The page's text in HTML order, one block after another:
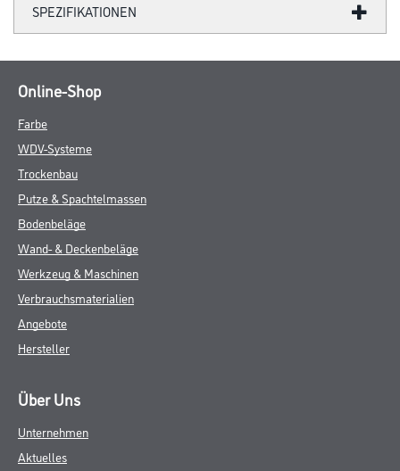
SPEZIFIKATIONEN
Online-Shop
Farbe
WDV-Systeme
Trockenbau
Putze & Spachtelmassen
Bodenbeläge
Wand- & Deckenbeläge
Werkzeug & Maschinen
Verbrauchsmaterialien
Angebote
Hersteller
Über Uns
Unternehmen
Aktuelles